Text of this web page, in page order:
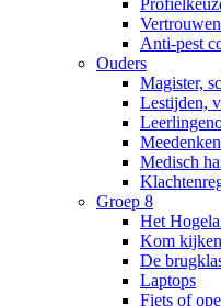
Anti-pest
Ouders
Magister,
Lestijden,
Medisch
Groep 8
Het
Kom
De
Laptops
Fiets of